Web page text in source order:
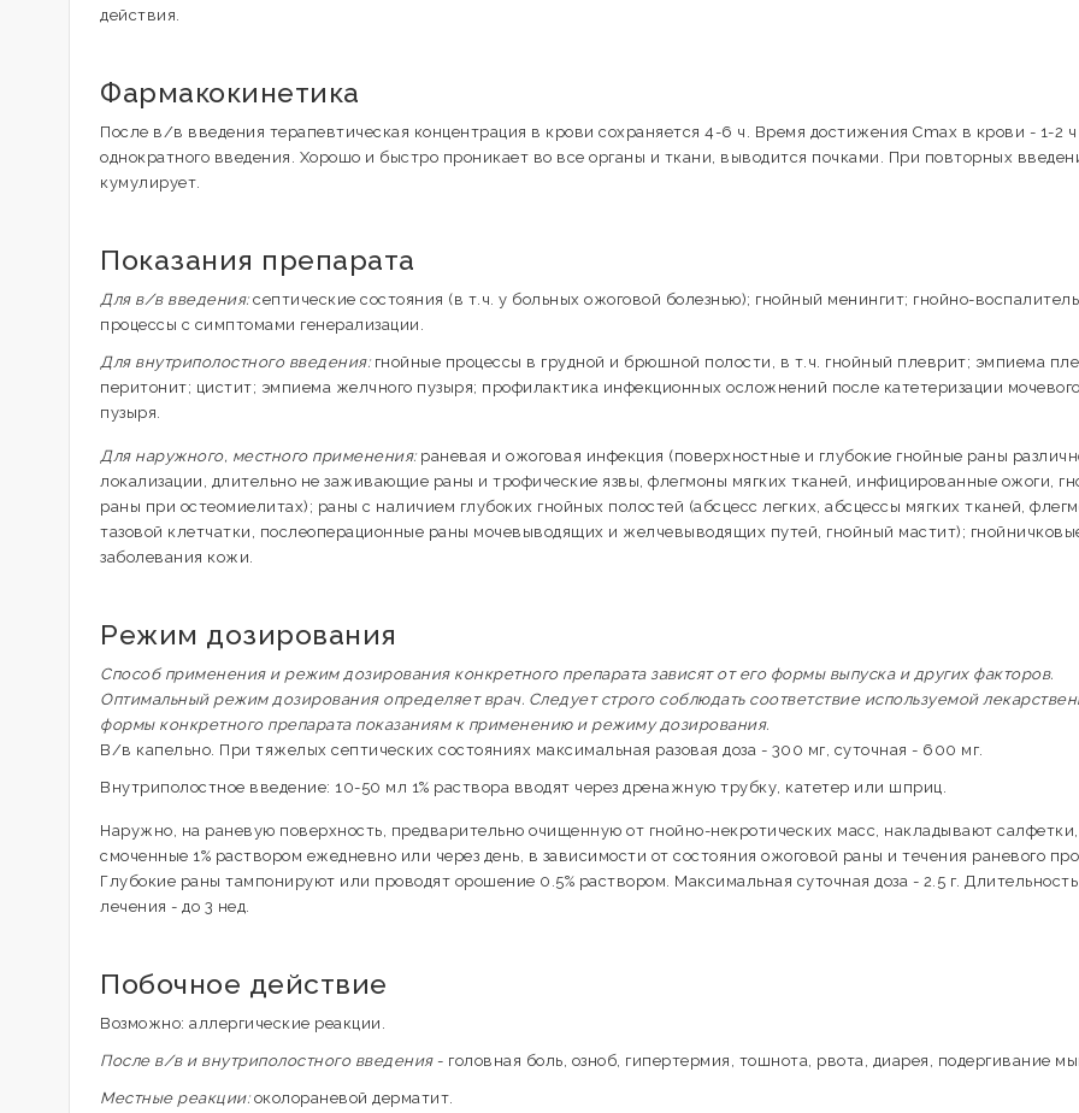
действия.
Фармакокинетика
После в/в введения терапевтическая концентрация в крови сохраняется 4-6 ч. Время достижения Cmax в крови - 1-2
однократного введения. Хорошо и быстро проникает во все органы и ткани, выводится почками. При повторных
кумулирует.
Показания препарата
Для в/в введения:септические состояния (в т.ч. у больных ожоговой болезнью); гнойный менингит; гнойно-
процессы с симптомами генерализации.
Для внутриполостного введения:гнойные процессы в грудной и брюшной полости, в т.ч. гнойный плеврит; эмпиема
перитонит; цистит; эмпиема желчного пузыря; профилактика инфекционных осложнений после катетеризации мочевого
пузыря.
Для наружного, местного применения:раневая и ожоговая инфекция (поверхностные и глубокие гнойные раны
локализации, длительно не заживающие раны и трофические язвы, флегмоны мягких тканей, инфицированные ожоги,
раны при остеомиелитах); раны с наличием глубоких гнойных полостей (абсцесс легких, абсцессы мягких тканей,
тазовой клетчатки, послеоперационные раны мочевыводящих и желчевыводящих путей, гнойный мастит);
заболевания кожи.
Режим дозирования
Способ применения и режим дозирования конкретного препарата зависят от его формы выпуска и других факторов.
Оптимальный режим дозирования определяет врач. Следует строго соблюдать соответствие используемой
формы конкретного препарата показаниям к применению и режиму дозирования.
В/в капельно. При тяжелых септических состояниях максимальная разовая доза - 300 мг, суточная - 600 мг.
Внутриполостное введение: 10-50 мл 1% раствора вводят через дренажную трубку, катетер или шприц.
Наружно, на раневую поверхность, предварительно очищенную от гнойно-некротических масс, накладывают салфетки,
смоченные 1% раствором ежедневно или через день, в зависимости от состояния ожоговой раны и течения раневого
Глубокие раны тампонируют или проводят орошение 0.5% раствором. Максимальная суточная доза - 2.5 г. Длительность
лечения - до 3 нед.
Побочное действие
Возможно: аллергические реакции.
После в/в и внутриполостного введения- головная боль, озноб, гипертермия, тошнота, рвота, диарея, подергивание
Местные реакции:околораневой дерматит.